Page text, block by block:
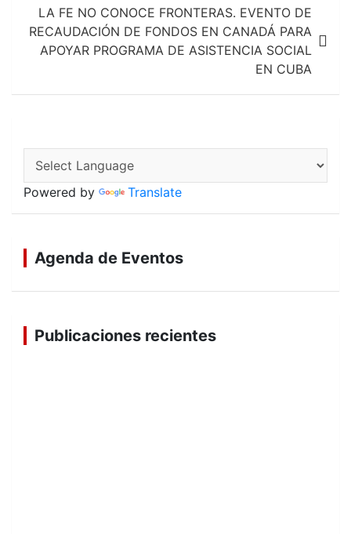
LA FE NO CONOCE FRONTERAS. EVENTO DE
RECAUDACIÓN DE FONDOS EN CANADÁ PARA
APOYAR PROGRAMA DE ASISTENCIA SOCIAL
EN CUBA
Powered by Translate
Agenda de Eventos
Publicaciones recientes